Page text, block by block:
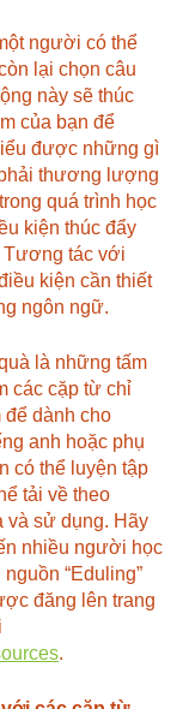
người có thể
lại chọn câu
này sẽ thúc
của bạn để
được những gì
thương lượng
quá trình học
kiện thúc đẩy
Tương tác với
kiện cần thiết
ngôn ngữ.
là những tấm
các cặp từ chỉ
để dành cho
anh hoặc phụ
có thể luyện tập
tải về theo
và sử dụng. Hãy
nhiều người học
“Eduling”
đăng lên trang
.